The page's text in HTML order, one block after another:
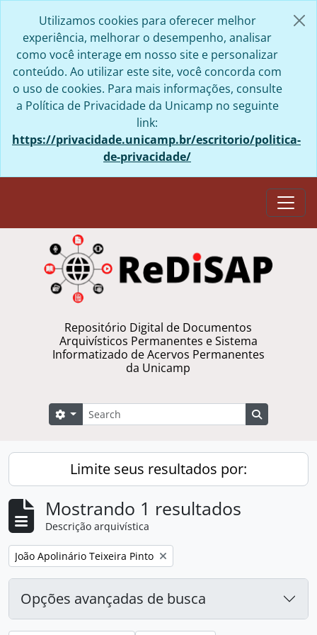
Utilizamos cookies para oferecer melhor
experiência, melhorar o desempenho, analisar
como você interage em nosso site e personalizar
conteúdo. Ao utilizar este site, você concorda com
o uso de cookies. Para mais informações, consulte
a Política de Privacidade da Unicamp no seguinte
link:
https://privacidade.unicamp.br/escritorio/politica-
de-privacidade/
Repositório Digital de Documentos
Arquivísticos Permanentes e Sistema
Informatizado de Acervos Permanentes
da Unicamp
Buscar
Opções de busca
Limite seus resultados por:
Mostrando 1 resultados
Descrição arquivística
Remover filtro:
João Apolinário Teixeira Pinto
Opções avançadas de busca